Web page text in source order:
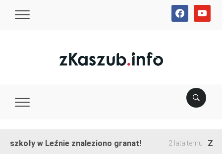
facebookyoutube
szkoły w Leźnie znaleziono granat! 2 lata temu